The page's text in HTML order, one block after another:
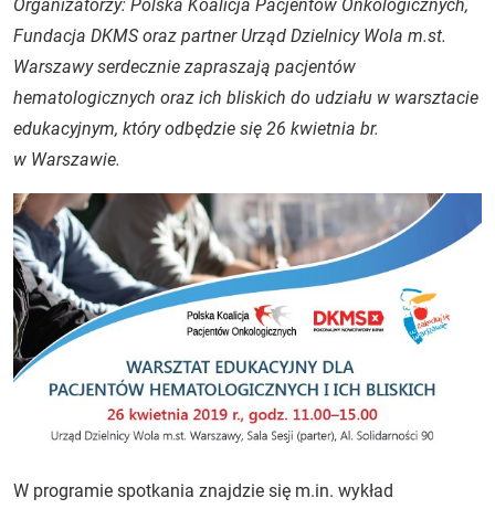
Organizatorzy: Polska Koalicja Pacjentów Onkologicznych,
Fundacja DKMS oraz partner Urząd Dzielnicy Wola m.st.
Warszawy serdecznie zapraszają pacjentów
hematologicznych oraz ich bliskich do udziału w warsztacie
edukacyjnym, który odbędzie się 26 kwietnia br.
w Warszawie.
W programie spotkania znajdzie się m.in. wykład